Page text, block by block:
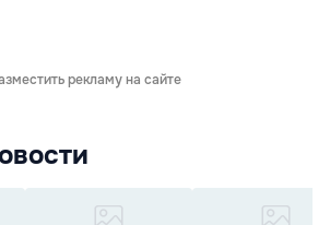
рекламу на сайте